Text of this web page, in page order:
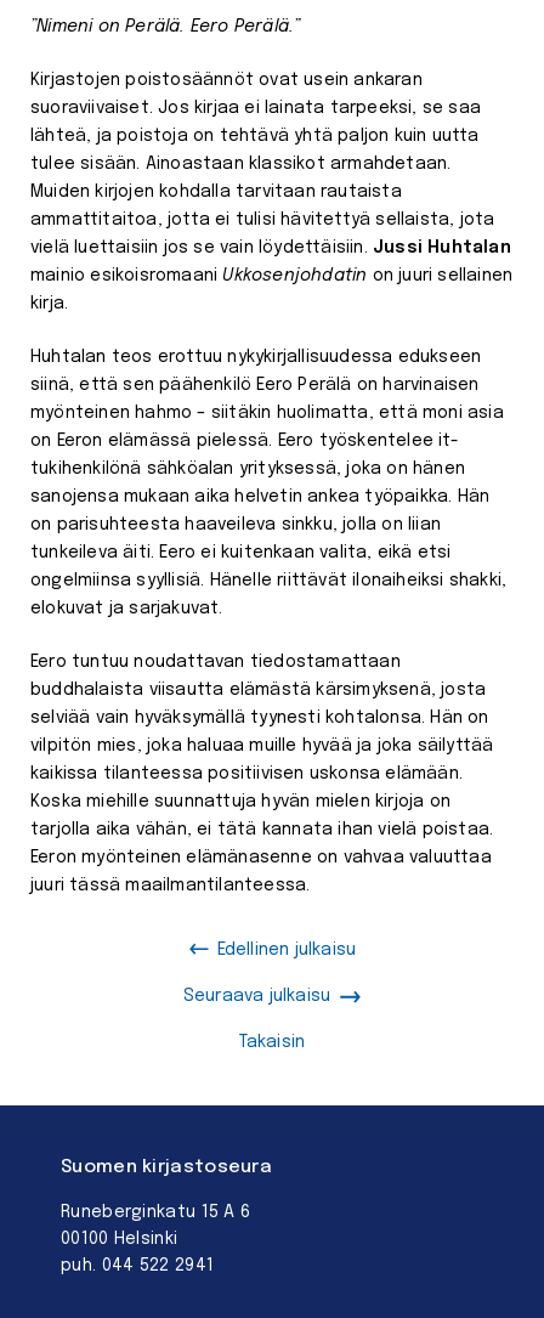
”Nimeni on Perälä. Eero Perälä.”
Kirjastojen poistosäännöt ovat usein ankaran
suoraviivaiset. Jos kirjaa ei lainata tarpeeksi, se saa
lähteä, ja poistoja on tehtävä yhtä paljon kuin uutta
tulee sisään. Ainoastaan klassikot armahdetaan.
Muiden kirjojen kohdalla tarvitaan rautaista
ammattitaitoa, jotta ei tulisi hävitettyä sellaista, jota
vielä luettaisiin jos se vain löydettäisiin. Jussi Huhtalan
mainio esikoisromaani Ukkosenjohdatin on juuri sellainen
kirja.
Huhtalan teos erottuu nykykirjallisuudessa edukseen
siinä, että sen päähenkilö Eero Perälä on harvinaisen
myönteinen hahmo – siitäkin huolimatta, että moni asia
on Eeron elämässä pielessä. Eero työskentelee it-
tukihenkilönä sähköalan yrityksessä, joka on hänen
sanojensa mukaan aika helvetin ankea työpaikka. Hän
on parisuhteesta haaveileva sinkku, jolla on liian
tunkeileva äiti. Eero ei kuitenkaan valita, eikä etsi
ongelmiinsa syyllisiä. Hänelle riittävät ilonaiheiksi shakki,
elokuvat ja sarjakuvat.
Eero tuntuu noudattavan tiedostamattaan
buddhalaista viisautta elämästä kärsimyksenä, josta
selviää vain hyväksymällä tyynesti kohtalonsa. Hän on
vilpitön mies, joka haluaa muille hyvää ja joka säilyttää
kaikissa tilanteessa positiivisen uskonsa elämään.
Koska miehille suunnattuja hyvän mielen kirjoja on
tarjolla aika vähän, ei tätä kannata ihan vielä poistaa.
Eeron myönteinen elämänasenne on vahvaa valuuttaa
juuri tässä maailmantilanteessa.
Edellinen julkaisu
Takaisin
Seuraava julkaisu
Suomen kirjastoseura
Runeberginkatu 15 A 6
00100 Helsinki
puh. 044 522 2941